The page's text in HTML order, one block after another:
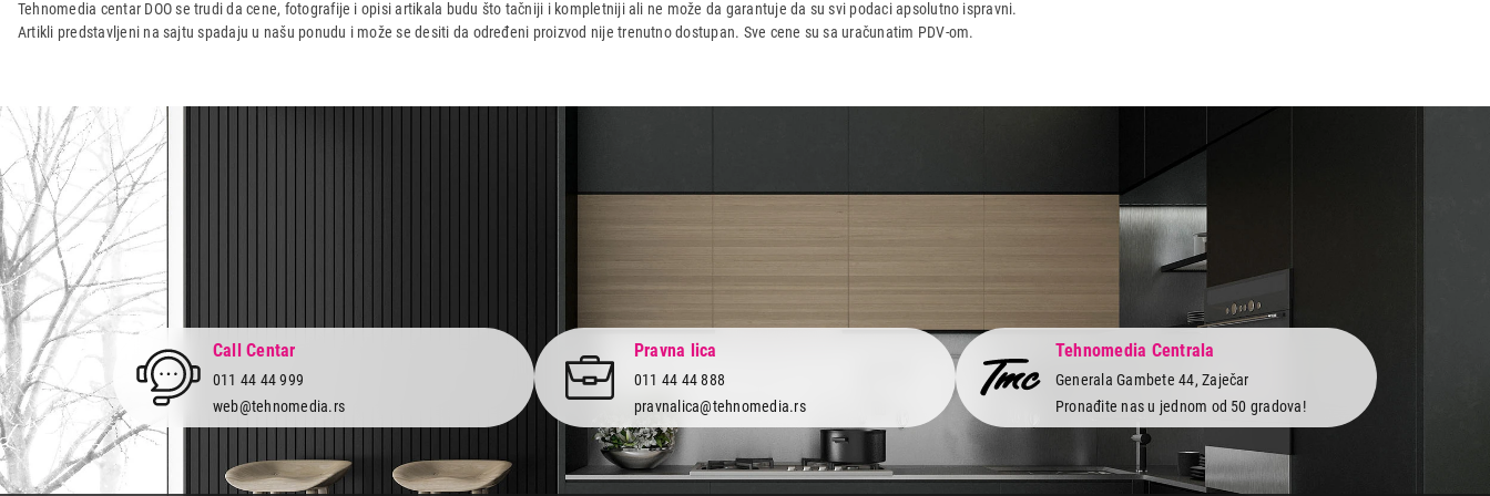
Uvoznik:
Mison d.o.o.
Tehnomedia centar DOO se trudi da cene, fotografije i opisi artikala budu što tačniji i kompletniji ali ne može da garantuje da su svi podaci apsolutno ispravni.
Artikli predstavljeni na sajtu spadaju u našu ponudu i može se desiti da određeni proizvod nije trenutno dostupan. Sve cene su sa uračunatim PDV-om.
Call Centar
011 44 44 999
web@tehnomedia.rs
Pravna lica
011 44 44 888
pravnalica@tehnomedia.rs
Tehnomedia Centrala
Generala Gambete 44, Zaječar
Pronađite nas u jednom od 50 gradova!